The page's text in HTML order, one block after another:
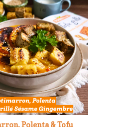
Polenta & Tofu